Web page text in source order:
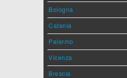
Bologna
Catania
Palermo
Vicenza
Brescia